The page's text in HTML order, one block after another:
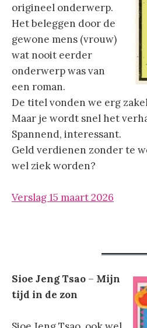
origineel onderwerp.
Het beleggen door de
gewone mens (vrouw)
wat nooit eerder
onderwerp was van
een roman.
De titel vonden we erg
Maar je wordt snel het
Spannend, interessant.
Geld verdienen zonder te
wel ziek worden?
Verslag 15 maart 2026
Sioe Jeng Tsao – Mijn
tijd in de zon